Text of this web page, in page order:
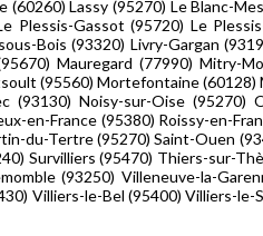
(60260) Lassy (95270) Le Blanc-
Plessis-Gassot (95720) Le
Bois (93320) Livry-Gargan
Mauregard (77990) Mitry-
(95560) Mortefontaine (60128)
(93130) Noisy-sur-Oise (95270)
en-France (95380) Roissy-en-
du-Tertre (95270) Saint-Ouen
Survilliers (95470) Thiers-sur-
(93250) Villeneuve-la-
Villiers-le-Bel (95400) Villiers-le-